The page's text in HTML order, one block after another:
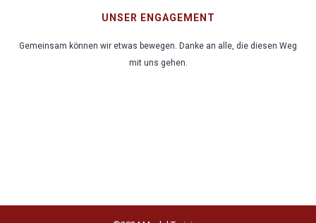
UNSER ENGAGEMENT
Gemeinsam können wir etwas bewegen. Danke an alle, die diesen Weg
mit uns gehen.